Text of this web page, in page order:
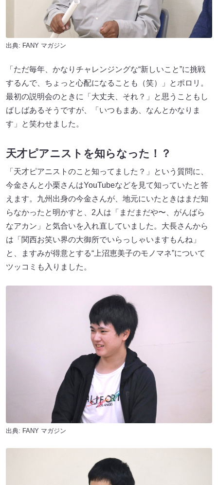
出典: FANY マガジン
「ただ毎年、かなりチャレンジングな“新しいこと”に挑戦
するんで、ちょっと心配になることも（笑）」とポロリ。
最初の説明会のときに「大丈夫、それ？」と思うこともし
ばしばあるそうですが、「いつもまあ、なんとかなりま
す」と笑わせました。
天才ピアニストを知らなった！？
「天才ピアニストのこと知ってました？」という質問に、
今金さんと小栗さんはYouTubeなどを見て知っていたと答
えます。九州出身の今金さんが、地元にいたときはまだ知
らなかったと明かすと、2人は「まだまだや〜、がんばら
なアカン」と気合いを入れ直していました。大長さんから
は「関西お笑い界の大御所でいらっしゃいますもんね」
と、ますみが得意とする“上沼恵美子のモノマネ”について
ツッコミも入りました。
出典: FANY マガジン